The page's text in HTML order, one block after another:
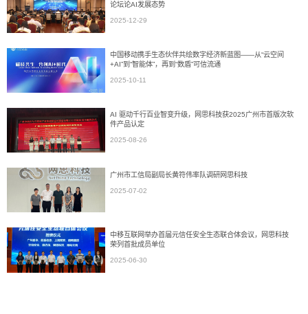
论坛论AI发展态势
2025-12-29
中国移动携手生态伙伴共绘数字经济新蓝图——从“云空间
+AI”到“智能体”，再到“数盾”可信流通
2025-10-11
AI 驱动千行百业智变升级，网思科技获2025广州市首版次软
件产品认定
2025-08-26
广州市工信局副局长黄符伟率队调研网思科技
2025-07-02
中移互联网举办首届元信任安全生态联合体会议，网思科技
荣列首批成员单位
2025-06-30